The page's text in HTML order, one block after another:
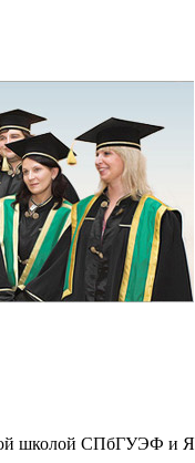
школой СПбГУЭФ и